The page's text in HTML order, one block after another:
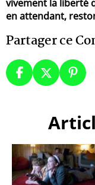
vivement la liberté
en attendant,
Partager ce